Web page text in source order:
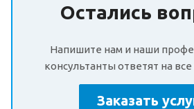
Остались
Напишите нам и наши
консультанты ответят на
Заказать